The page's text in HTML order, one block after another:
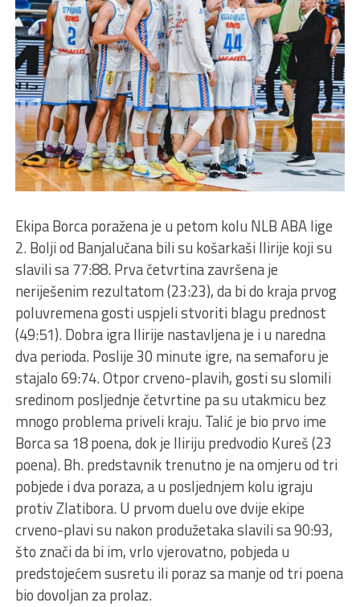
Ekipa Borca poražena je u petom kolu NLB ABA lige
2. Bolji od Banjalučana bili su košarkaši Ilirije koji su
slavili sa 77:88. Prva četvrtina završena je
neriješenim rezultatom (23:23), da bi do kraja prvog
poluvremena gosti uspjeli stvoriti blagu prednost
(49:51). Dobra igra Ilirije nastavljena je i u naredna
dva perioda. Poslije 30 minute igre, na semaforu je
stajalo 69:74. Otpor crveno-plavih, gosti su slomili
sredinom posljednje četvrtine pa su utakmicu bez
mnogo problema priveli kraju. Talić je bio prvo ime
Borca sa 18 poena, dok je Iliriju predvodio Kureš (23
poena). Bh. predstavnik trenutno je na omjeru od tri
pobjede i dva poraza, a u posljednjem kolu igraju
protiv Zlatibora. U prvom duelu ove dvije ekipe
crveno-plavi su nakon produžetaka slavili sa 90:93,
što znači da bi im, vrlo vjerovatno, pobjeda u
predstojećem susretu ili poraz sa manje od tri poena
bio dovoljan za prolaz.